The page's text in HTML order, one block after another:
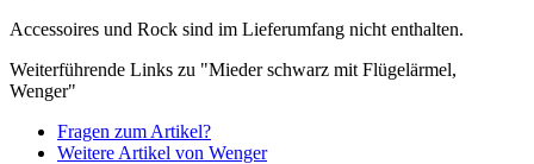
Accessoires und Rock sind im Lieferumfang nicht enthalten.
Weiterführende Links zu "Mieder schwarz mit Flügelärmel,
Wenger"
Fragen zum Artikel?
Weitere Artikel von Wenger